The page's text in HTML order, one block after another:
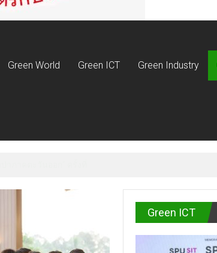
Green World Green ICT Green Industry
Green ICT